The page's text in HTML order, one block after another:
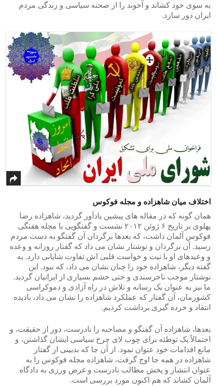
به سوی خود کشاند و آخوند را از صحنه سیاسی و زندگی مردم
ایران دور سازد.
اختلاف میان شاهزاده و مجله فوکوس
همان گونه که در مقاله های پیشین یادآور گردید، شاهزاده رضا
پهلوی بر تاریخ ۶ ژوئن ۲۰۱۲ نشست و گفتگویی با مجله هفتگی
فوکوس آلمان داشت، که بعدها برگردان آن گفتگو به دست مردم
رسید. آن برگردان و نوشتار نشان می داد که گفتار روزانه و وعده
و وعیدهای او با نیت و خواست قلبی اش تفاوت شایانی دارد. به
گفته دیگر، شاهزاده خود را چنان نشان می داد، که نبود. این
نوشتار موجب ناخرسندی و حتی خشم بسیاری از ایرانیان گردید.
ما نیز به عنوان یک رسانه و تلاش در راه آزادی و دموکراسی
کشورمان، آن گفتار که عملکرد شاهزاده را نشان می داد، بادیده
انتقاد و خرده گیری برداشت کردیم.
بعدها، شاهزاده آن گفتگو و مصاحبه را نادرست، دور از حقیقت، و
احتمالاً یک توطئه برای چوب لای چرخ سیاسی ایشان گذاشتن، و
مانع اقدامات خود عنوان نمود. از آن جا که بدبینی از گفتار
شاهزاده در همه جا اوج گرفت، شاهزاده مجله فوکوس را به
عنوان انتشار و پخش مطالب نادرست و غرض ورزی به دادگاه
آلمان کشاند که هم اکنون مورد بررسی است.